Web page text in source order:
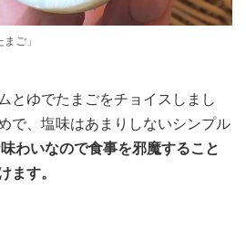
ご」
とゆでたまごをチョイスしまし
で、塩味はあまりしないシンプル
わいなので食事を邪魔すること
ます。